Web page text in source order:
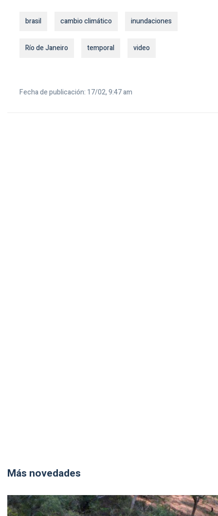
brasil cambio climático inundaciones
Río de Janeiro temporal video
Fecha de publicación: 17/02, 9:47 am
Más novedades